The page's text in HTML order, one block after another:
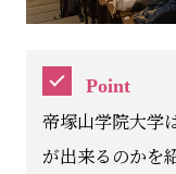
Point
帝塚山学院大学
が出来るのかを